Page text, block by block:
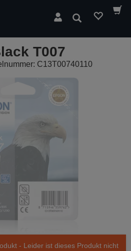
Suchen
T007
C13T00740110
- Leider ist dieses Produkt nicht